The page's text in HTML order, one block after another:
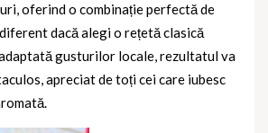
oferind o combinație perfectă de
dacă alegi o rețetă clasică
gusturilor locale, rezultatul va
apreciat de toți cei care iubesc